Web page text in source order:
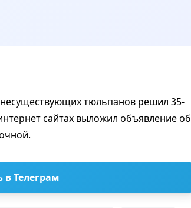
тюльпанов решил 35-
сайтах выложил объявление об
Телеграм